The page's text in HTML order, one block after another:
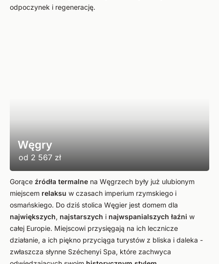
odpoczynek i regenerację.
Węgry
od 2 567 zł
Gorące źródła termalne na Węgrzech były już ulubionym
miejscem relaksu w czasach imperium rzymskiego i
osmańskiego. Do dziś stolica Węgier jest domem dla
największych, najstarszych i najwspanialszych łaźni w
całej Europie. Miejscowi przysięgają na ich lecznicze
działanie, a ich piękno przyciąga turystów z bliska i daleka -
zwłaszcza słynne Széchenyi Spa, które zachwyca